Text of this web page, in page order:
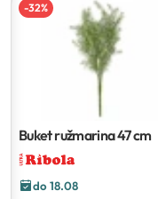
-32%
Buket ružmarina47 cm
do 18.08